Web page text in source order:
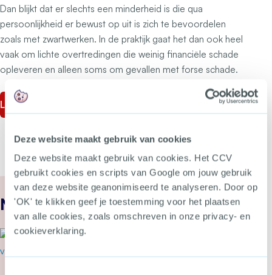
Deze website maakt gebruik van cookies
Deze website maakt gebruik van cookies. Het CCV
gebruikt cookies en scripts van Google om jouw gebruik
van deze website geanonimiseerd te analyseren. Door op
'OK' te klikken geef je toestemming voor het plaatsen
van alle cookies, zoals omschreven in onze privacy- en
cookieverklaring.
Dan blijkt dat er slechts een minderheid is die qua
persoonlijkheid er bewust op uit is zich te bevoordelen
zoals met zwartwerken. In de praktijk gaat het dan ook heel
vaak om lichte overtredingen die weinig financiële schade
opleveren en alleen soms om gevallen met forse schade.
Lees het artikel op Secondant
Nieuws
22 juli 2026